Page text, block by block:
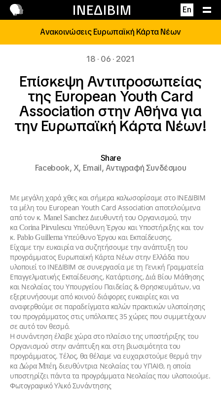
ΙΝΕΔΙΒΙΜ En
Επικοινωνία
Ανακοινώσεις Ευρωπαϊκή Κάρτα Νέων
18 · 06 · 2021
Επίσκεψη Αντιπροσωπείας
της European Youth Card
Association στην Αθήνα για
την Ευρωπαϊκή Κάρτα Νέων!
Share
Facebook,X, Email,Αντιγραφή Συνδέσμου
Με μεγάλη χαρά χθες και σήμερα καλωσορίσαμε στο ΙΝΕΔΙΒΙΜ
τα μέλη του European Youth Card Association αποτελούμενα
από τον κ. Manel SanchezΔιευθυντή του Οργανισμού, την
καCorina Pirvulescu Υπεύθυνη Έργου και Υποστήριξης και τον
κ. Pablo GuillernaΥπεύθυνο Έργου και Εκπαίδευσης.
Είχαμε την ευκαιρία να συζητήσουμε την ανάπτυξη του
προγράμματος Ευρωπαϊκή Κάρτα Νέων στην Ελλάδα που
υλοποιεί το ΙΝΕΔΙΒΙΜ σε συνεργασία με τη Γενική Γραμματεία
Επαγγελματικής Εκπαίδευσης, Κατάρτισης, Διά Βίου Μάθησης
και Νεολαίας του Υπουργείου Παιδείας & Θρησκευμάτων, να
εξερευνήσουμε από κοινού διάφορες ευκαιρίες και να
αναφερθούμε σε παραδείγματα καλών πρακτικών υλοποίησης
του προγράμματος στις υπόλοιπες 35 χώρες που συμμετέχουν
σε αυτό τον θεσμό.
Η συνάντηση έλαβε χώρα στο πλαίσιο της υποστήριξης του
Οργανισμού στην ανάπτυξη και στη βιωσιμότητα του
προγράμματος. Τέλος, θα θέλαμε να ευχαριστούμε θερμά την
κα Δώρα Μπέη, διευθύντρια Νεολαίας του ΥΠΑΙΘ, η οποία
υποστηρίζει πάντα τα προγράμματα Νεολαίας που υλοποιούμε.
Φωτογραφικό Υλικό Συνάντησης